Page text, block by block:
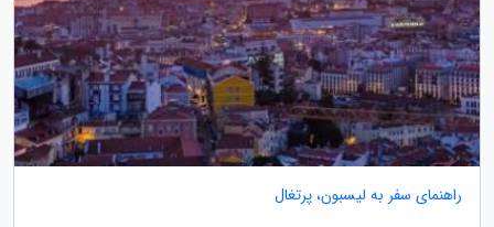
راهنمای سفر به لیسبون، پرتغال